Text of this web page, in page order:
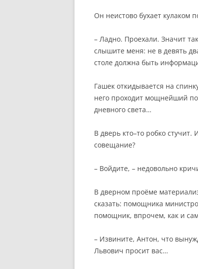
Он неистово бухает кулаком
– Ладно. Проехали. Значит
слышите меня: не в девять
столе должна быть
Гашек откидывается на
него проходит мощнейший
дневного света…
В дверь кто–то робко
совещание?
– Войдите, – недовольно
В дверном проёме
сказать: помощника
помощник, впрочем, как и
– Извините, Антон, что
Львович просит вас…